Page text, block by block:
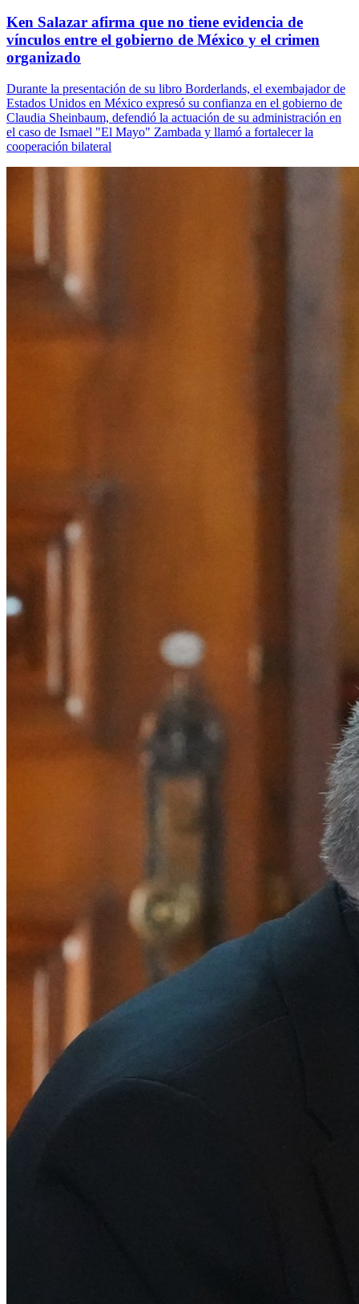
Ken Salazar afirma que no tiene evidencia de
vínculos entre el gobierno de México y el crimen
organizado
Durante la presentación de su libro Borderlands, el exembajador de
Estados Unidos en México expresó su confianza en el gobierno de
Claudia Sheinbaum, defendió la actuación de su administración en
el caso de Ismael "El Mayo" Zambada y llamó a fortalecer la
cooperación bilateral